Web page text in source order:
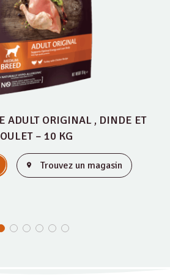
ADULT ORIGINAL , DINDE ET
– 10 KG
Trouvez un magasin